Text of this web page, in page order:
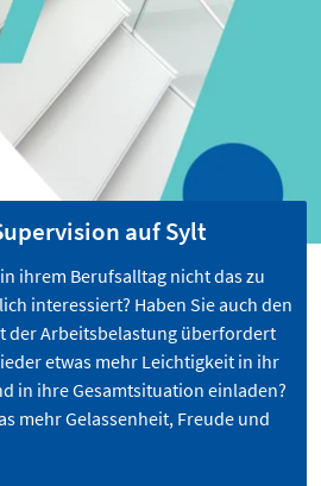
auf Sylt
ihrem Berufsalltag nicht das zu
interessiert? Haben Sie auch den
der Arbeitsbelastung überfordert
etwas mehr Leichtigkeit in ihr
in ihre Gesamtsituation einladen?
mehr Gelassenheit, Freude und